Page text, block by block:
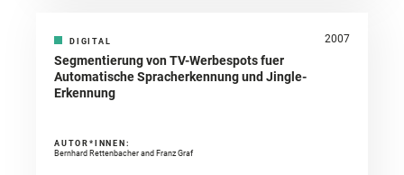
DIGITAL 2007
Segmentierung von TV-Werbespots fuer
Automatische Spracherkennung und Jingle-
Erkennung
AUTOR*INNEN:
Bernhard Rettenbacher and Franz Graf